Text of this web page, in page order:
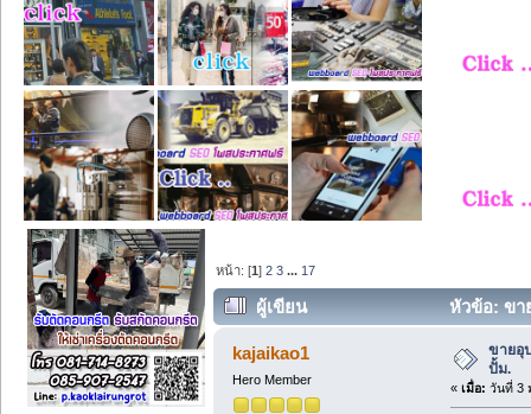
หน้า: [1]2 3 ... 17
ผู้เขียน หัวข้อ: ขา
kajaikao1
Hero Member
ขายอุ
ปั้ม.
« เมื่อ: วันที่ 3